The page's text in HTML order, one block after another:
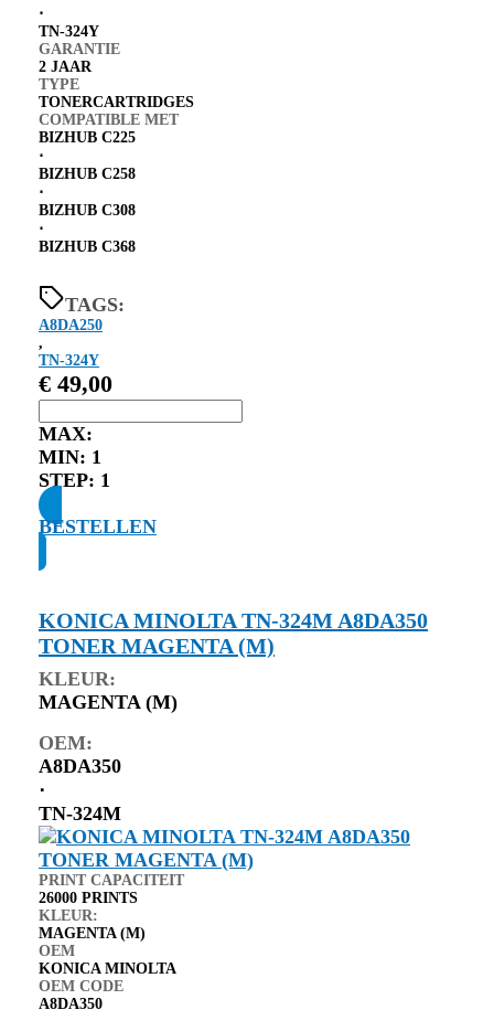
⋅
TN-324Y
GARANTIE
2 JAAR
TYPE
TONERCARTRIDGES
COMPATIBLE MET
BIZHUB C225
⋅
BIZHUB C258
⋅
BIZHUB C308
⋅
BIZHUB C368
TAGS:
A8DA250
,
TN-324Y
€ 49,00
MAX:
MIN: 1
STEP: 1
BESTELLEN
KONICA MINOLTA TN-324M A8DA350
TONER MAGENTA (M)
KLEUR:
MAGENTA (M)
OEM:
A8DA350
⋅
TN-324M
PRINT CAPACITEIT
26000 PRINTS
KLEUR:
MAGENTA (M)
OEM
KONICA MINOLTA
OEM CODE
A8DA350